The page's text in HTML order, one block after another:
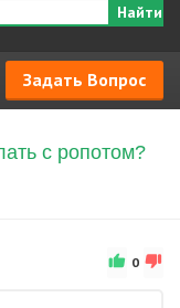
Найти
Задать Вопрос
с ропотом?
0